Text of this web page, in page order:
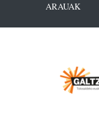
ARAUAK